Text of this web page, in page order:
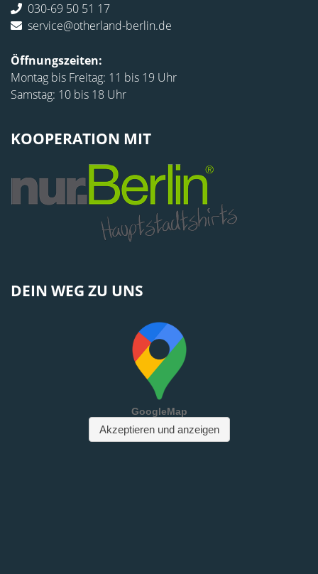
030-69 50 51 17
service@otherland-berlin.de
Öffnungszeiten:
Montag bis Freitag: 11 bis 19 Uhr
Samstag: 10 bis 18 Uhr
KOOPERATION MIT
DEIN WEG ZU UNS